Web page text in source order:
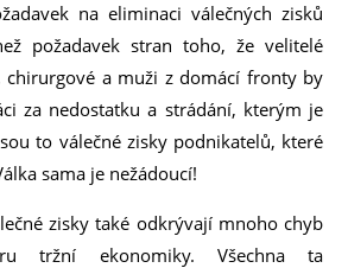
na eliminaci válečných zisků
požadavek stran toho, že velitelé
chirurgové a muži z domácí fronty by
za nedostatku a strádání, kterým je
to válečné zisky podnikatelů, které
sama je nežádoucí!
zisky také odkrývají mnoho chyb
tržní ekonomiky. Všechna ta